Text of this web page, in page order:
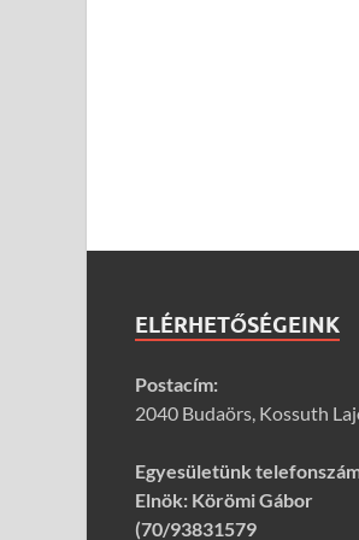
ELÉRHETŐSÉGEINK
Postacím:
2040 Budaörs, Kossuth
Egyesületünk
Elnök: Körömi Gábor
(70/93831579